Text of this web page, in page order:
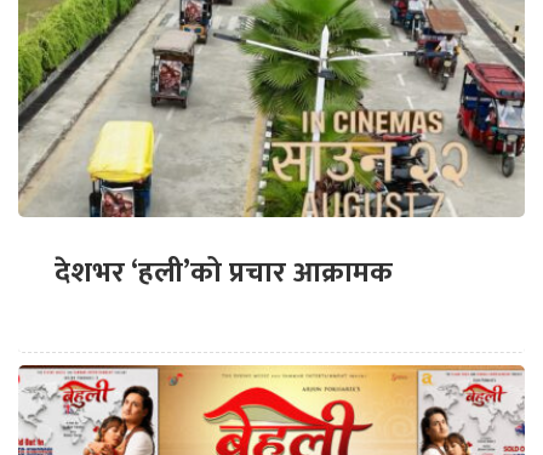
देशभर ‘हली’को प्रचार आक्रामक